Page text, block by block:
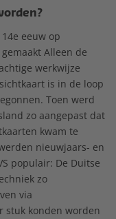
eeuw op
Alleen de
werkwijze
is in de loop
Toen werd
zo aangepast dat
kwam te
nieuwjaars- en
populair: De Duitse
zo
via
stuk konden worden